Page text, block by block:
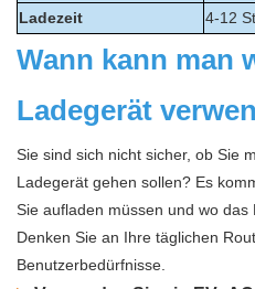
Ladezeit
4-12
Wann kann man
Ladegerät
Sie sind sich nicht sicher, ob Sie
Ladegerät gehen sollen? Es
Sie aufladen müssen und wo das
Denken Sie an Ihre täglichen
Benutzerbedürfnisse.